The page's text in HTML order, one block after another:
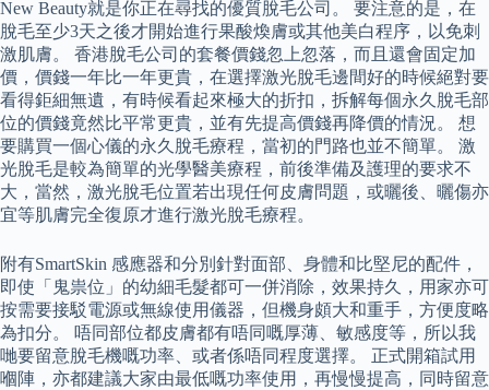
New Beauty就是你正在尋找的優質脫毛公司。 要注意的是，在
脫毛至少3天之後才開始進行果酸煥膚或其他美白程序，以免刺
激肌膚。 香港脫毛公司的套餐價錢忽上忽落，而且還會固定加
價，價錢一年比一年更貴，在選擇激光脫毛邊間好的時候絕對要
看得鉅細無遺，有時候看起來極大的折扣，拆解每個永久脫毛部
位的價錢竟然比平常更貴，並有先提高價錢再降價的情況。 想
要購買一個心儀的永久脫毛療程，當初的門路也並不簡單。 激
光脫毛是較為簡單的光學醫美療程，前後準備及護理的要求不
大，當然，激光脫毛位置若出現任何皮膚問題，或曬後、曬傷亦
宜等肌膚完全復原才進行激光脫毛療程。
附有SmartSkin 感應器和分別針對面部、身體和比堅尼的配件，
即使「鬼祟位」的幼細毛髮都可一併消除，效果持久，用家亦可
按需要接駁電源或無線使用儀器，但機身頗大和重手，方便度略
為扣分。 唔同部位都皮膚都有唔同嘅厚薄、敏感度等，所以我
哋要留意脫毛機嘅功率、或者係唔同程度選擇。 正式開箱試用
嗰陣，亦都建議大家由最低嘅功率使用，再慢慢提高，同時留意